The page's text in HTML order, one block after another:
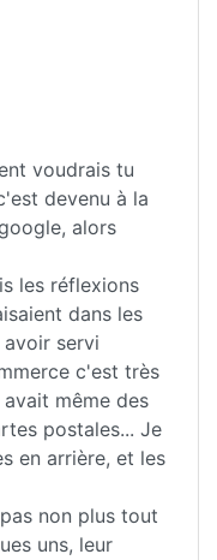
voudrais tu
devenu à la
alors
les réflexions
dans les
servi
c'est très
même des
postales... Je
en arrière, et les
non plus tout
uns, leur